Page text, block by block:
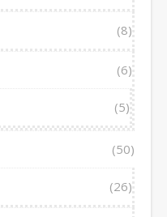
(8)
(6)
(5)
(50)
(26)